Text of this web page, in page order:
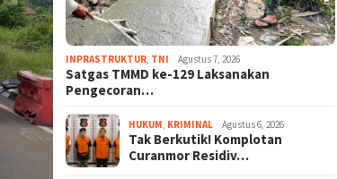
INPRASTRUKTUR TNI Agustus 7, 2026
Satgas TMMD ke-129 Laksanakan
Pengecoran…
HUKUM KRIMINAL Agustus 6, 2026
Tak Berkutik! Komplotan
Curanmor Residiv…